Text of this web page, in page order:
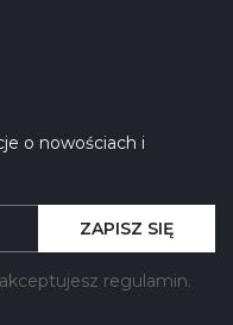
o nowościach i
regulamin.
ZAPISZ SIĘ